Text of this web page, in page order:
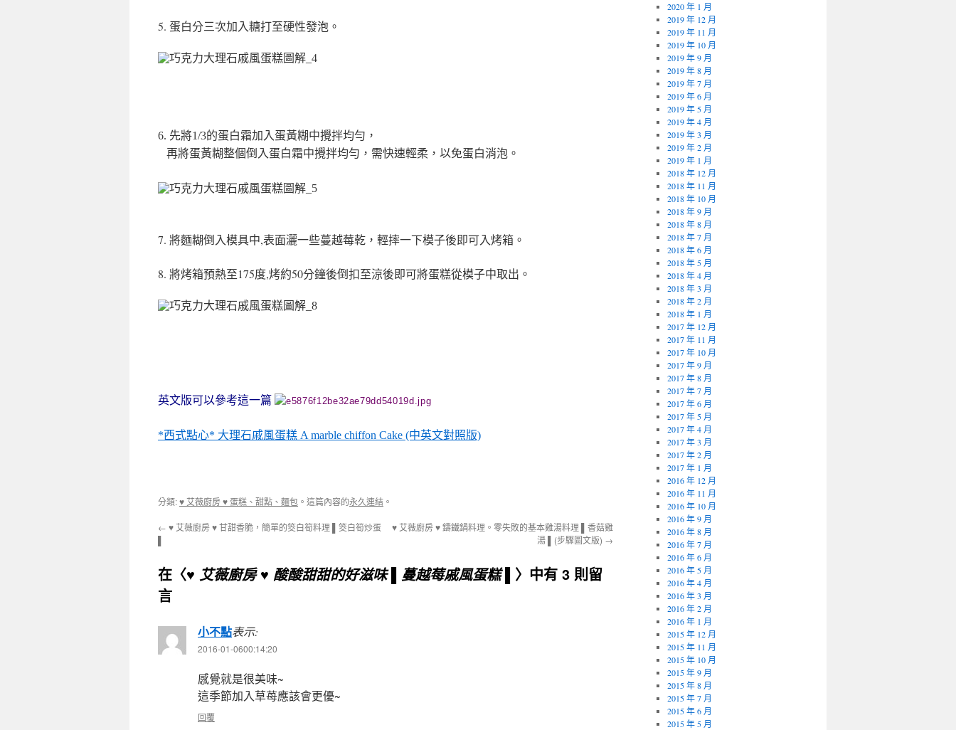
5. 蛋白分三次加入糖打至硬性發泡。
6. 先將1/3的蛋白霜加入蛋黃糊中攪拌均勻，
再將蛋黃糊整個倒入蛋白霜中攪拌均勻，需快速輕柔，以免蛋白消泡。
7. 將麵糊倒入模具中,表面灑一些蔓越莓乾，輕摔一下模子後即可入烤箱。
8. 將烤箱預熱至175度,烤約50分鐘後倒扣至涼後即可將蛋糕從模子中取出。
英文版可以參考這一篇
*西式點心* 大理石戚風蛋糕 A marble chiffon Cake (中英文對照版)
分類:♥ 艾薇廚房 ♥ 蛋糕、甜點、麵包 。這篇內容的永久連結 。
← ♥ 艾薇廚房 ♥ 甘甜香脆，簡單的筊白筍料理 ▌筊白筍炒蛋
▌
♥ 艾薇廚房 ♥ 鑄鐵鍋料理。零失敗的基本雞湯料理 ▌香菇雞
湯 ▌(步驟圖文版) →
在〈♥ 艾薇廚房 ♥ 酸酸甜甜的好滋味 ▌蔓越莓戚風蛋糕 ▌ 〉中有 3 則留
言
小不點表示:
2016-01-0600:14:20
感覺就是很美味~
這季節加入草苺應該會更優~
回覆
2020 年 1 月
2019 年 12 月
2019 年 11 月
2019 年 10 月
2019 年 9 月
2019 年 8 月
2019 年 7 月
2019 年 6 月
2019 年 5 月
2019 年 4 月
2019 年 3 月
2019 年 2 月
2019 年 1 月
2018 年 12 月
2018 年 11 月
2018 年 10 月
2018 年 9 月
2018 年 8 月
2018 年 7 月
2018 年 6 月
2018 年 5 月
2018 年 4 月
2018 年 3 月
2018 年 2 月
2018 年 1 月
2017 年 12 月
2017 年 11 月
2017 年 10 月
2017 年 9 月
2017 年 8 月
2017 年 7 月
2017 年 6 月
2017 年 5 月
2017 年 4 月
2017 年 3 月
2017 年 2 月
2017 年 1 月
2016 年 12 月
2016 年 11 月
2016 年 10 月
2016 年 9 月
2016 年 8 月
2016 年 7 月
2016 年 6 月
2016 年 5 月
2016 年 4 月
2016 年 3 月
2016 年 2 月
2016 年 1 月
2015 年 12 月
2015 年 11 月
2015 年 10 月
2015 年 9 月
2015 年 8 月
2015 年 7 月
2015 年 6 月
2015 年 5 月